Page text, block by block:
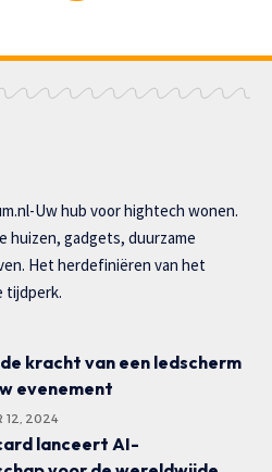
Uw hub voor hightech wonen.
huizen, gadgets, duurzame
Het herdefiniëren van het
tijdperk.
kracht van een ledscherm
evenement
12, 2024
lanceert AI-